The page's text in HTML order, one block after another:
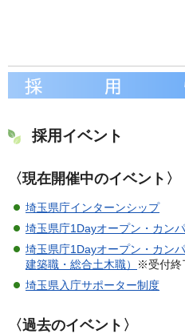
採用イベント
〈現在開催中のイベント〉
埼玉県庁インターンシップ
埼玉県庁1Dayオープン・カン
埼玉県庁1Dayオープン・カン
建築職・総合土木職）
※受付終
埼玉県入庁サポーター制度
〈過去のイベント〉